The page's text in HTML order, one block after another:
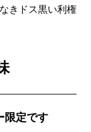
きドス黒い利権
限定です